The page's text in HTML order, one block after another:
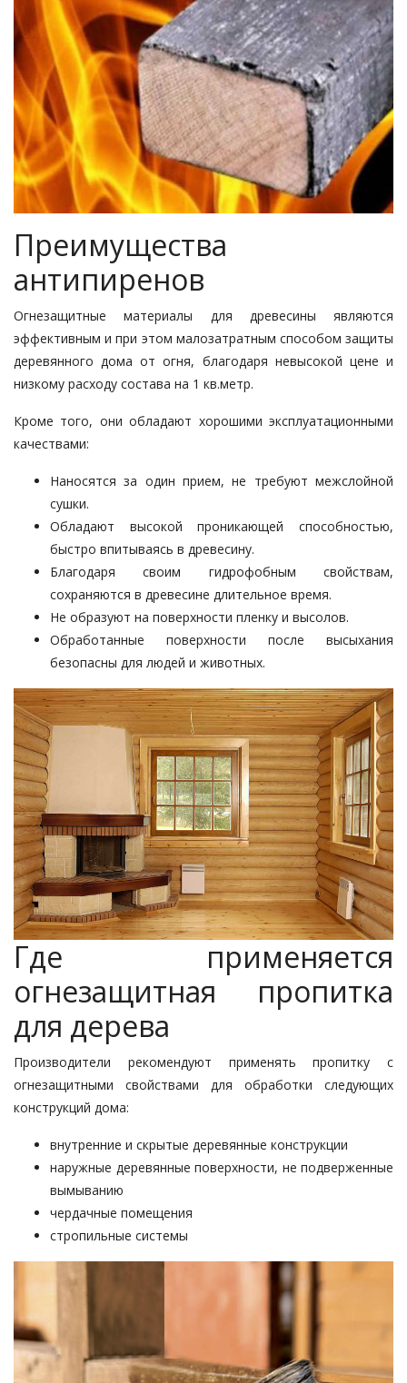
Преимущества
антипиренов
Огнезащитные материалы для древесины являются
эффективным и при этом малозатратным способом защиты
деревянного дома от огня, благодаря невысокой цене и
низкому расходу состава на 1 кв.метр.
Кроме того, они обладают хорошими эксплуатационными
качествами:
Наносятся за один прием, не требуют межслойной
сушки.
Обладают высокой проникающей способностью,
быстро впитываясь в древесину.
Благодаря своим гидрофобным свойствам,
сохраняются в древесине длительное время.
Не образуют на поверхности пленку и высолов.
Обработанные поверхности после высыхания
безопасны для людей и животных.
Где применяется
огнезащитная пропитка
для дерева
Производители рекомендуют применять пропитку с
огнезащитными свойствами для обработки следующих
конструкций дома:
внутренние и скрытые деревянные конструкции
наружные деревянные поверхности, не подверженные
вымыванию
чердачные помещения
стропильные системы